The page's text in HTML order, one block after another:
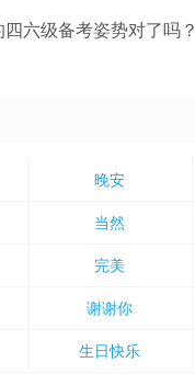
六级备考姿势对了吗？
晚安
当然
完美
谢谢你
生日快乐